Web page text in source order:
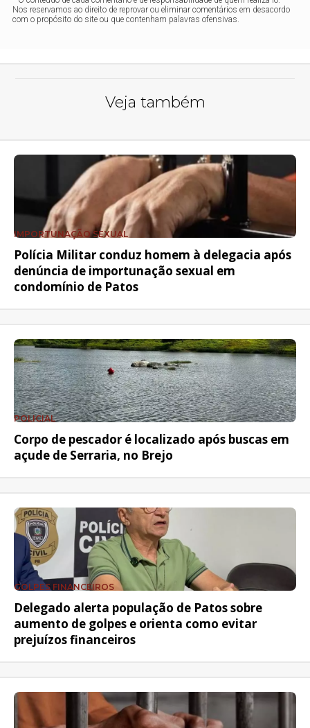
Nos reservamos ao direito de reprovar ou eliminar comentários em desacordo
com o propósito do site ou que contenham palavras ofensivas.
Veja também
IMPORTUNAÇÃO SEXUAL
Polícia Militar conduz homem à delegacia após
denúncia de importunação sexual em
condomínio de Patos
POLICIAL
Corpo de pescador é localizado após buscas em
açude de Serraria, no Brejo
GOLPES FINANCEIROS
Delegado alerta população de Patos sobre
aumento de golpes e orienta como evitar
prejuízos financeiros